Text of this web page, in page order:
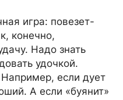
игра: повезет-
конечно,
Надо знать
удочкой.
если дует
А если «буянит»